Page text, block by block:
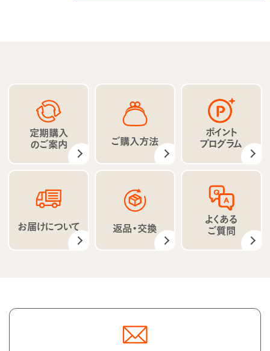
定期購入
のご案内 ご購入方法
ポイント
プログラム
お届けについて 返品・交換
よくある
ご質問